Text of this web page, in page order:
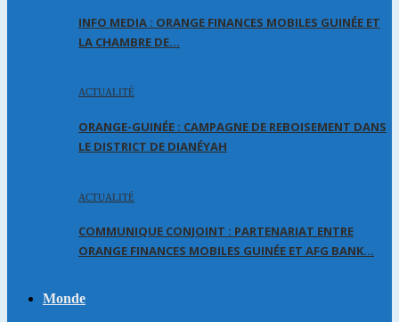
INFO MEDIA : ORANGE FINANCES MOBILES GUINÉE ET
LA CHAMBRE DE…
ACTUALITÉ
ORANGE-GUINÉE : CAMPAGNE DE REBOISEMENT DANS
LE DISTRICT DE DIANÉYAH
ACTUALITÉ
COMMUNIQUE CONJOINT : PARTENARIAT ENTRE
ORANGE FINANCES MOBILES GUINÉE ET AFG BANK…
Monde